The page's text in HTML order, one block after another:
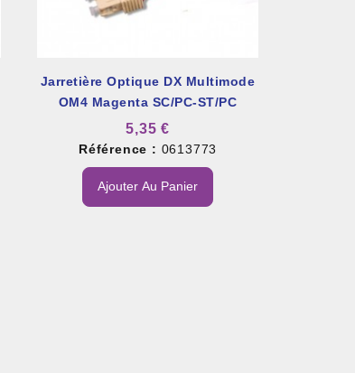
Jarretière Optique DX Multimode
OM4 Magenta SC/PC-ST/PC
5,35 €
Référence : 0613773
Ajouter Au Panier